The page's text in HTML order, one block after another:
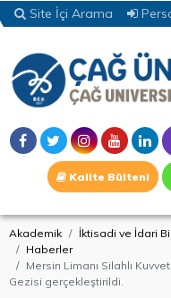
Site İçi Arama
Kalite Bülteni
Akademik İktisadi ve İdari
Haberler
Mersin Limanı Silahlı
Gezisi gerçekleştirildi.